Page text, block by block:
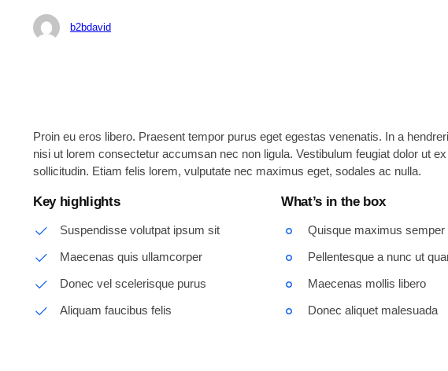
b2bdavid
Proin eu eros libero. Praesent tempor purus eget egestas venenatis. In a
nisi ut lorem consectetur accumsan nec non ligula. Vestibulum feugiat dolor ut
sollicitudin. Etiam felis lorem, vulputate nec maximus eget, sodales ac nulla.
Key highlights
Suspendisse volutpat ipsum sit
Maecenas quis ullamcorper
Donec vel scelerisque purus
Aliquam faucibus felis
What’s in the box
Quisque maximus semper
Pellentesque a nunc ut
Maecenas mollis libero
Donec aliquet malesuada